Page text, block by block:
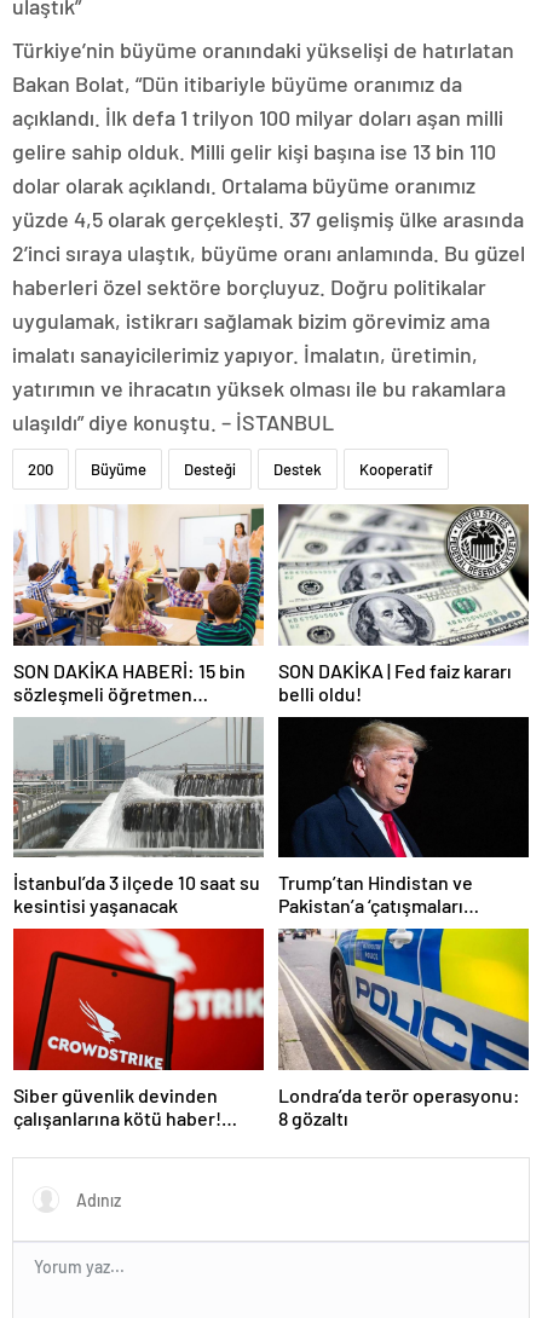
ulaştık”
Türkiye’nin büyüme oranındaki yükselişi de hatırlatan
Bakan Bolat, “Dün itibariyle büyüme oranımız da
açıklandı. İlk defa 1 trilyon 100 milyar doları aşan milli
gelire sahip olduk. Milli gelir kişi başına ise 13 bin 110
dolar olarak açıklandı. Ortalama büyüme oranımız
yüzde 4,5 olarak gerçekleşti. 37 gelişmiş ülke arasında
2’inci sıraya ulaştık, büyüme oranı anlamında. Bu güzel
haberleri özel sektöre borçluyuz. Doğru politikalar
uygulamak, istikrarı sağlamak bizim görevimiz ama
imalatı sanayicilerimiz yapıyor. İmalatın, üretimin,
yatırımın ve ihracatın yüksek olması ile bu rakamlara
ulaşıldı” diye konuştu. – İSTANBUL
200 Büyüme Desteği Destek Kooperatif
SON DAKİKA HABERİ: 15 bin
sözleşmeli öğretmen
atamasında sözlü sınava hak
kazanan adaylar açıklandı
SON DAKİKA | Fed faiz kararı
belli oldu!
İstanbul’da 3 ilçede 10 saat su
kesintisi yaşanacak
Trump’tan Hindistan ve
Pakistan’a ‘çatışmaları
durdurun’ çağrısı
Siber güvenlik devinden
çalışanlarına kötü haber!
Londra’da terör operasyonu:
8 gözaltı